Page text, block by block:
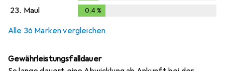
0,3%
23. Maul 0,4 %
Alle 36 Marken vergleichen
Gewährleistungsfalldauer